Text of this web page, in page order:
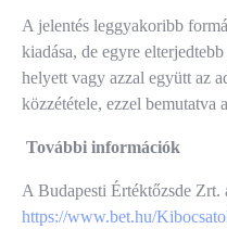
A jelentés leggyakoribb
kiadása, de egyre
helyett vagy azzal együtt az
közzététele, ezzel bemutatva
További információk
A Budapesti Értéktőzsde Zrt.
https://www.bet.hu/